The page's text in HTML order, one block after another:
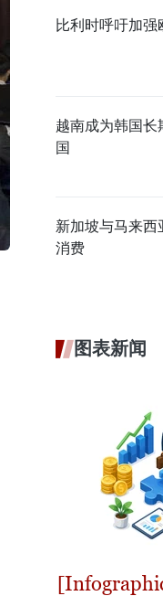
比利时呼吁加
越南成为韩国
国
新加坡与马来
消费
图表新闻